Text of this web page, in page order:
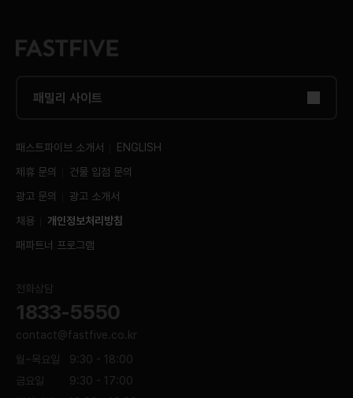
패스트파이브 소개서
ENGLISH
제휴 문의
건물 입점 문의
광고 문의
광고 소개서
채용
개인정보처리방침
패파트너 프로그램
패밀리 사이트
전화상담
1833-5550
contact@fastfive.co.kr
월~목요일
9:30 - 18:00
금요일
9:30 - 17:00